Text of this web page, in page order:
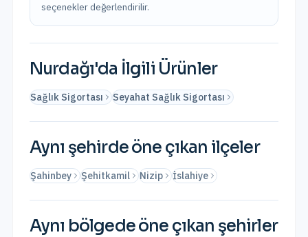
seçenekler değerlendirilir.
Nurdağı'da İlgili Ürünler
Sağlık Sigortası Seyahat Sağlık Sigortası
Aynı şehirde öne çıkan ilçeler
Şahinbey Şehitkamil Nizip İslahiye
Aynı bölgede öne çıkan şehirler